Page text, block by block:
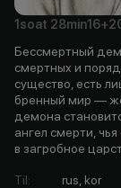
1soat 28min16+
Бессмертный
смертных и
существо, есть
бренный мир —
демона
ангел смерти,
в загробное
Til:
rus, kor